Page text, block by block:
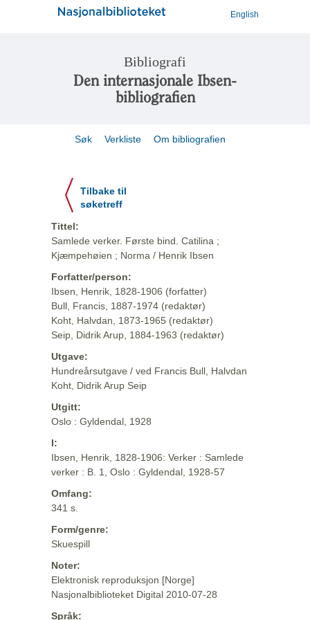
English
Bibliografi
Den internasjonale Ibsen-
bibliografien
Søk Verkliste Om bibliografien
Tilbake til
søketreff
Tittel:
Samlede verker. Første bind. Catilina ;
Kjæmpehøien ; Norma / Henrik Ibsen
Forfatter/person:
Ibsen, Henrik, 1828-1906 (forfatter)
Bull, Francis, 1887-1974 (redaktør)
Koht, Halvdan, 1873-1965 (redaktør)
Seip, Didrik Arup, 1884-1963 (redaktør)
Utgave:
Hundreårsutgave / ved Francis Bull, Halvdan
Koht, Didrik Arup Seip
Utgitt:
Oslo : Gyldendal, 1928
I:
Ibsen, Henrik, 1828-1906: Verker : Samlede
verker : B. 1, Oslo : Gyldendal, 1928-57
Omfang:
341 s.
Form/genre:
Skuespill
Noter:
Elektronisk reproduksjon [Norge]
Nasjonalbiblioteket Digital 2010-07-28
Språk: